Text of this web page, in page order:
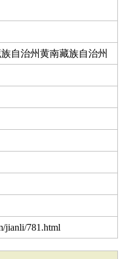
自治州黄南藏族自治州
jianli/781.html